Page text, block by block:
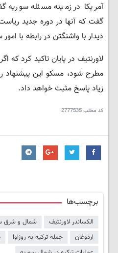
آمریکا در زمینه مسئله سوریه
گفت که آنها در دوره جدید
دیدار با واشنگتن در رابطه با
لاورنتیف در پایان تاکید کرد که
مطرح شود، مسکو این پیشنهاد
زیاد پاسخ مثبت خواهد داد.
کد مطلب2777535
برچسب‌ها
الکساندر لاورنتیف شمال و شرق
اردوغان
حمله ترکیه به روژاوا